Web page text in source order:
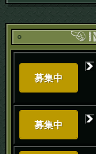
募集中
募集中